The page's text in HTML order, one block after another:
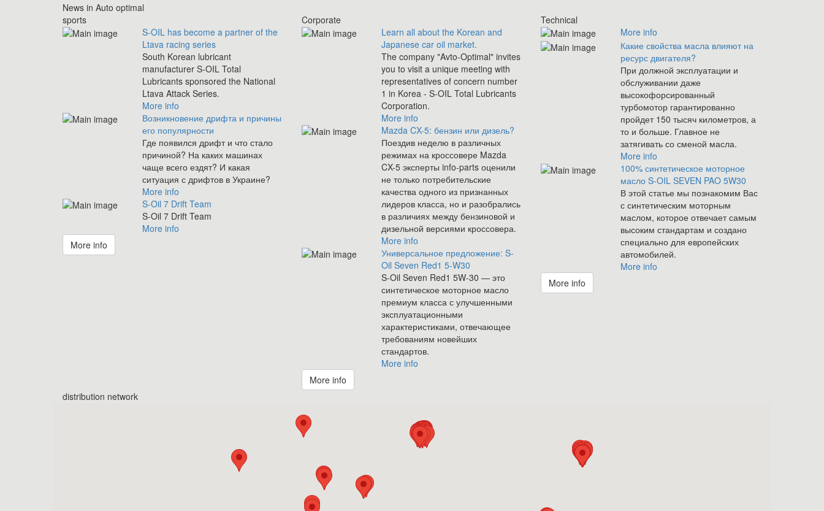
News in Auto optimal
sports
S-OIL has become a partner of the
Ltava racing series
South Korean lubricant
manufacturer S-OIL Total
Lubricants sponsored the National
Ltava Attack Series.
More info
Возникновение дрифта и причины
его популярности
Где появился дрифт и что стало
причиной? На каких машинах
чаще всего ездят? И какая
ситуация с дрифтов в Украине?
More info
S-Oil 7 Drift Team
S-Oil 7 Drift Team
More info
More info
Corporate
Learn all about the Korean and
Japanese car oil market.
The company "Avto-Optimal" invites
you to visit a unique meeting with
representatives of concern number
1 in Korea - S-OIL Total Lubricants
Corporation.
More info
Mazda CX-5: бензин или дизель?
Поездив неделю в различных
режимах на кроссовере Mazda
CX-5 эксперты info-parts оценили
не только потребительские
качества одного из признанных
лидеров класса, но и разобрались
в различиях между бензиновой и
дизельной версиями кроссовера.
More info
Универсальное предложение: S-
Oil Seven Red1 5-W30
S-Oil Seven Red1 5W-30 — это
синтетическое моторное масло
премиум класса с улучшенными
эксплуатационными
характеристиками, отвечающее
требованиям новейших
стандартов.
More info
More info
Technical
More info
Какие свойства масла влияют на
ресурс двигателя?
При должной эксплуатации и
обслуживании даже
высокофорсированный
турбомотор гарантированно
пройдет 150 тысяч километров, а
то и больше. Главное не
затягивать со сменой масла.
More info
100% синтетическое моторное
масло S-OIL SEVEN PAO 5W30
В этой статье мы познакомим Вас
с синтетическим моторным
маслом, которое отвечает самым
высоким стандартам и создано
специально для европейских
автомобилей.
More info
More info
distribution network